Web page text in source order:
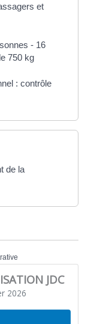
et
- 16
750 kg
: contrôle
de la
JDC
2026